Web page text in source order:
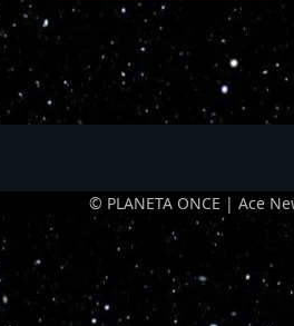
© PLANETA ONCE | Ace
Turns on